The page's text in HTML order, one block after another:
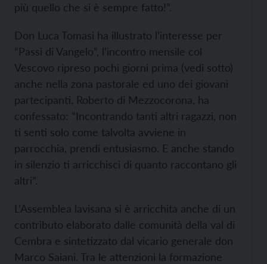
più quello che si è sempre fatto!”.
Don Luca Tomasi ha illustrato l’interesse per
“Passi di Vangelo”, l’incontro mensile col
Vescovo ripreso pochi giorni prima (vedi sotto)
anche nella zona pastorale ed uno dei giovani
partecipanti, Roberto di Mezzocorona, ha
confessato: “Incontrando tanti altri ragazzi, non
ti senti solo come talvolta avviene in
parrocchia, prendi entusiasmo. E anche stando
in silenzio ti arricchisci di quanto raccontano gli
altri”.
L’Assemblea lavisana si è arricchita anche di un
contributo elaborato dalle comunità della val di
Cembra e sintetizzato dal vicario generale don
Marco Saiani. Tra le attenzioni la formazione